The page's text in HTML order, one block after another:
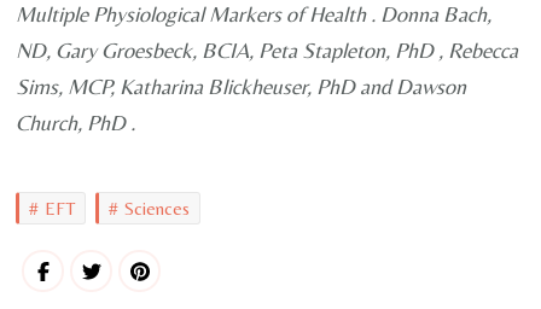
Multiple Physiological Markers of Health . Donna Bach,
ND, Gary Groesbeck, BCIA, Peta Stapleton, PhD , Rebecca
Sims, MCP, Katharina Blickheuser, PhD and Dawson
Church, PhD .
EFT Sciences